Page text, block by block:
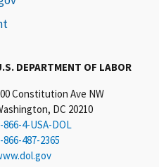
DEPARTMENT OF LABOR
Constitution Ave NW
DC 20210
866-4-USA-DOL
866-487-2365